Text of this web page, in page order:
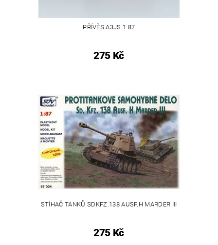
PŘÍVĚS A3JS 1:87
275 Kč
STÍHAČ TANKŮ SDKFZ.138 AUSF.H MARDER III
275 Kč